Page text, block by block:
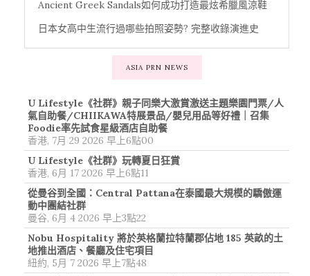
Ancient Greek Sandals如何成功打造最炫希臘風涼鞋
日本女高中生流行過哪些拍照姿勢? 完整收錄演進史
ASIA PRN NEWS
U Lifestyle《社群》親子同樂大激賞激送主題樂園門票/人
氣自助餐/CHIIKAWA特展景品/嬰兒用品等好禮｜召集
Foodie率先試食星級酒店自助餐
香港, 7月 29 2026 早上6點00
U Lifestyle《社群》玩轉夏日狂賞
香港, 6月 17 2026 早上6點11
從曼谷到全國：Central Pattana在泰國最大規模的驕傲運
動中團結社群
曼谷, 6月 4 2026 早上3點22
Nobu Hospitality 將於英格蘭拉特蘭郡佔地 185 英畝的土
地推出酒店、餐廳及住宅項目
紐約, 5月 7 2026 早上7點48